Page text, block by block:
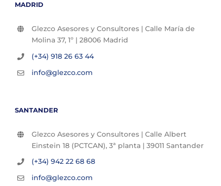
MADRID
Glezco Asesores y Consultores | Calle María de
Molina 37, 1º | 28006 Madrid
(+34) 918 26 63 44
info@glezco.com
SANTANDER
Glezco Asesores y Consultores | Calle Albert
Einstein 18 (PCTCAN), 3ª planta | 39011 Santander
(+34) 942 22 68 68
info@glezco.com